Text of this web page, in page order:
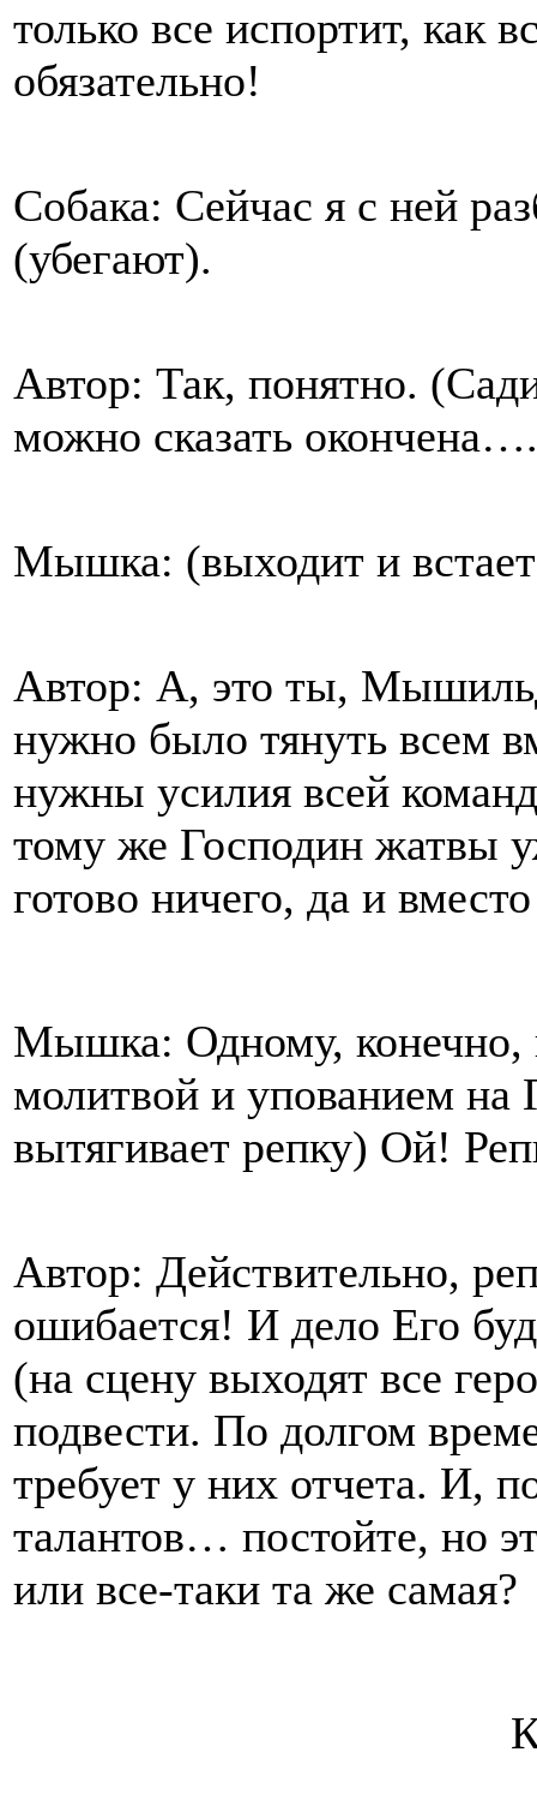
только все испортит, как
обязательно!
Собака: Сейчас я с ней
(убегают).
Автор: Так, понятно.
можно сказать окончена….
Мышка: (выходит и
Автор: А, это ты,
нужно было тянуть всем
нужны усилия всей
тому же Господин жатвы
готово ничего, да и
Мышка: Одному, конечно,
молитвой и упованием на
вытягивает репку) Ой!
Автор: Действительно,
ошибается! И дело Его
(на сцену выходят все
подвести. По долгом
требует у них отчета. И,
талантов… постойте, но
или все-таки та же самая?